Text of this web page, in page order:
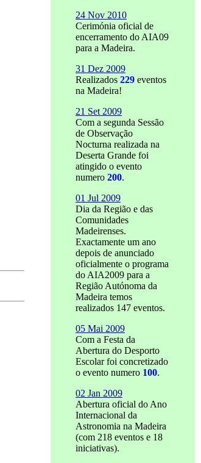
24 Nov 2010
Cerimónia oficial de
encerramento do AIA09
para a Madeira.
31 Dez 2009
Realizados 229 eventos
na Madeira!
21 Set 2009
Com a segunda Sessão
de Observação
Nocturna realizada na
Deserta Grande foi
atingido o evento
numero 200.
01 Jul 2009
Dia da Região e das
Comunidades
Madeirenses.
Exactamente um ano
depois de anunciado
oficialmente o programa
do AIA2009 para a
Região Autónoma da
Madeira temos
realizados 147 eventos.
05 Mai 2009
Com a Festa da
Abertura do Desporto
Escolar foi concretizado
o evento numero 100.
02 Jan 2009
Abertura oficial do Ano
Internacional da
Astronomia na Madeira
(com 218 eventos e 18
iniciativas).